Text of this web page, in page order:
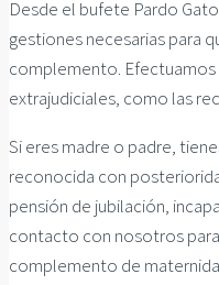
Desde el bufete Pardo
gestiones necesarias para
complemento.
extrajudiciales, como las
Si eres madre o padre,
reconocida con
pensión de jubilación,
contacto con nosotros
complemento de